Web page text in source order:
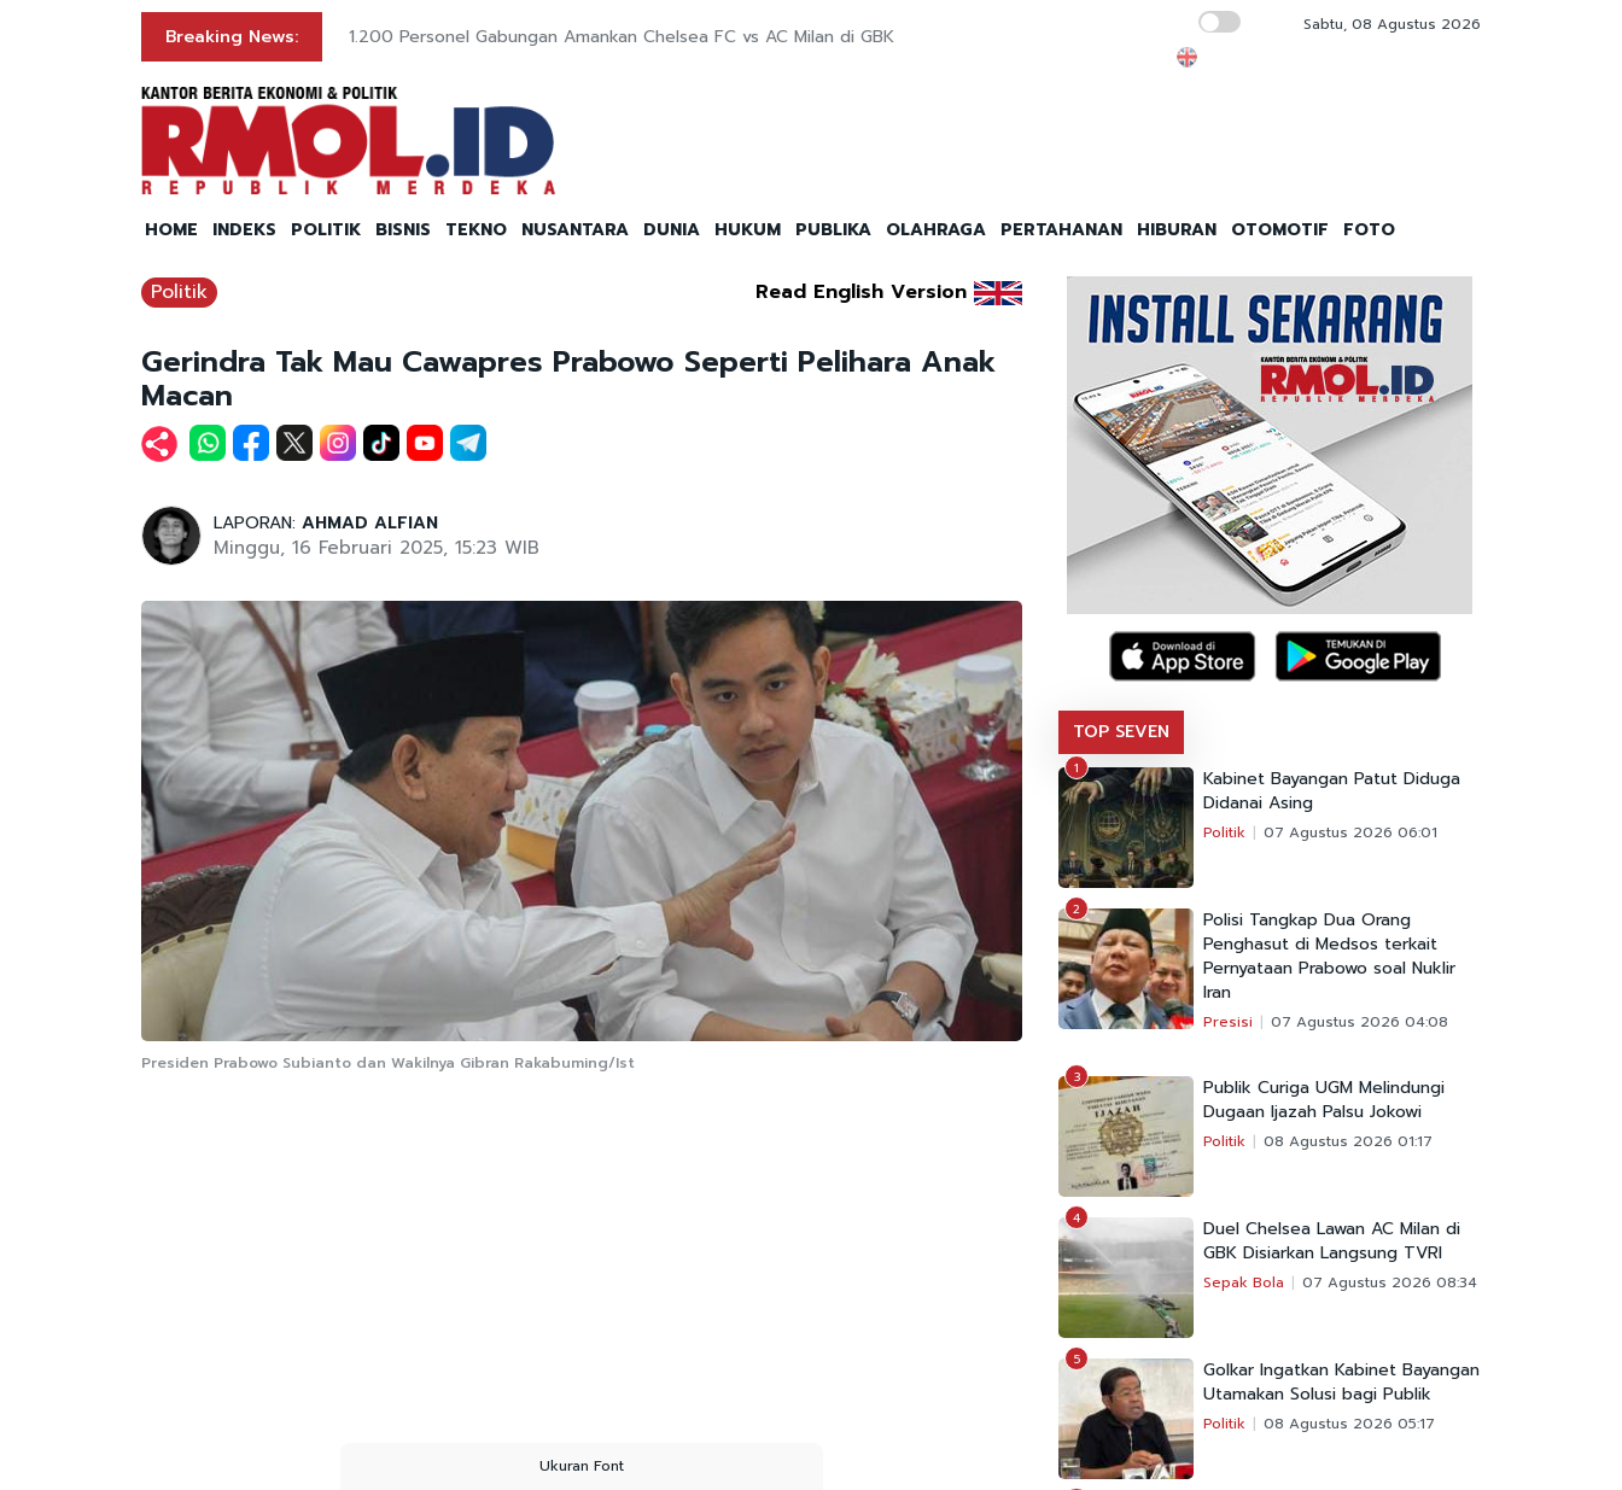
Breaking News: 1.200 Personel Gabungan Amankan Chelsea FC vs AC Milan di GBK Temuan 995 Senpi di Sekolah Jaksel,
Sabtu, 08 Agustus 2026
HOME INDEKS POLITIK BISNIS TEKNO NUSANTARA DUNIA HUKUM PUBLIKA OLAHRAGA PERTAHANAN HIBURAN OTOMOTIF FOTO
Politik Read English Version
Gerindra Tak Mau Cawapres Prabowo Seperti Pelihara Anak
Macan
LAPORAN: AHMAD ALFIAN
Minggu, 16 Februari 2025, 15:23 WIB
Presiden Prabowo Subianto dan Wakilnya Gibran Rakabuming/Ist
Ukuran Font
TOP SEVEN
1
Kabinet Bayangan Patut Diduga
Didanai Asing
Politik 07 Agustus 2026 06:01
2
Polisi Tangkap Dua Orang
Penghasut di Medsos terkait
Pernyataan Prabowo soal Nuklir
Iran
Presisi 07 Agustus 2026 04:08
3
Publik Curiga UGM Melindungi
Dugaan Ijazah Palsu Jokowi
Politik 08 Agustus 2026 01:17
4
Duel Chelsea Lawan AC Milan di
GBK Disiarkan Langsung TVRI
Sepak Bola 07 Agustus 2026 08:34
5
Golkar Ingatkan Kabinet Bayangan
Utamakan Solusi bagi Publik
Politik 08 Agustus 2026 05:17